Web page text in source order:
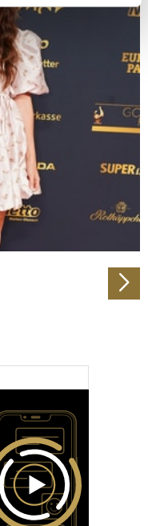
identifizieren
persönlichen Daten
Präferenzen im
und Anzeigen zu
Medien anbieten
Website zu
zu Ihrer
Partner für
weiter. Unsere
mit
Nutzung der Dienste